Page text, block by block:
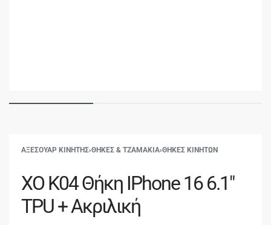
ΑΞΕΣΟΥΑΡ ΚΙΝΗΤΗΣ›ΘΗΚΕΣ & ΤΖΑΜΑΚΙΑ›ΘΗΚΕΣ ΚΙΝΗΤΩΝ
XO K04 Θήκη IPhone 16 6.1″
TPU + Ακριλική